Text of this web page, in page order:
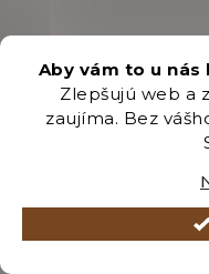
Aby vám to u
Zlepšujú web a
zaujíma. Bez